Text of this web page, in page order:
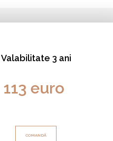
Valabilitate 3 ani
113 euro
COMANDĂ